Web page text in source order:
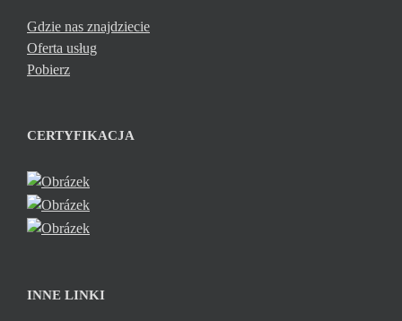
Gdzie nas znajdziecie
Oferta usług
Pobierz
CERTYFIKACJA
INNE LINKI